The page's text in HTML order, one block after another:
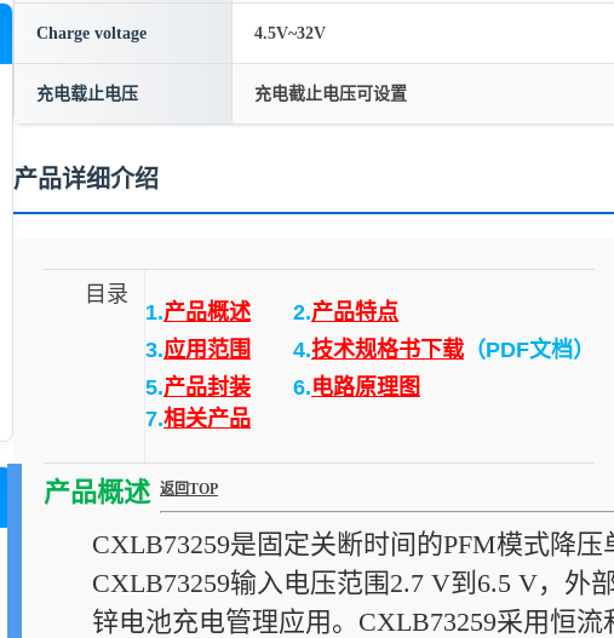
Charge voltage 4.5V~32V
充电载止电压 充电截止电压可设置
产品详细介绍
目录
1.产品概述 2.产品特点
3.应用范围 4.技术规格书下载 （PDF文档）
5.产品封装 6.电路原理图
7.相关产品
产品概述 返回TOP
CXLB73259是固定关断时间的PFM模式降压
CXLB73259输入电压范围2.7 V到6.5 V，外
锌电池充电管理应用。CXLB73259采用恒